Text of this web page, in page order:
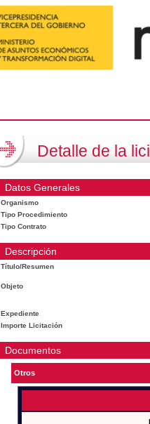
Detalle de la
Datos Generales
Organismo
Tipo Procedimiento
Tipo Contrato
Descripción
Título/Resumen
Objeto
Expediente
Importe Licitación
Documentos
Otros